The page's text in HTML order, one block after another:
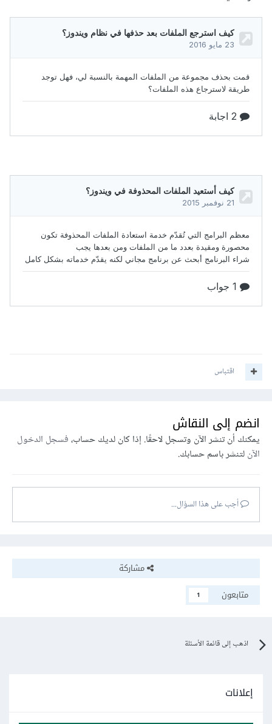
اقتباس
انضم إلى النقاش
يمكنك أن تنشر الآن وتسجل لاحقًا. إذا كان لديك حساب،فسجل الدخول
الآنلتنشر باسم حسابك.
أجب على هذا السؤال...
مشاركة
متابعون
1
اذهب إلى قائمة الأسئلة
إعلانات